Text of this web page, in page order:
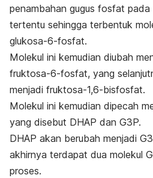
penambahan gugus fosfat pada
tertentu sehingga terbentuk
glukosa-6-fosfat.
Molekul ini kemudian diubah
fruktosa-6-fosfat, yang
menjadi fruktosa-1,6-bisfosfat.
Molekul ini kemudian dipecah
yang disebut DHAP dan G3P.
DHAP akan berubah menjadi
akhirnya terdapat dua molekul
proses.